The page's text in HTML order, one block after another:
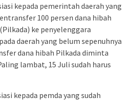
kepada pemerintah daerah yang
100 persen dana hibah
ke penyelenggara
daerah yang belum sepenuhnya
dana hibah Pilkada diminta
lambat, 15 Juli sudah harus
kepada pemda yang sudah